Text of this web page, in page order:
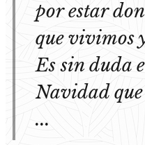
por estar
que vivimos
Es sin duda
Navidad
...